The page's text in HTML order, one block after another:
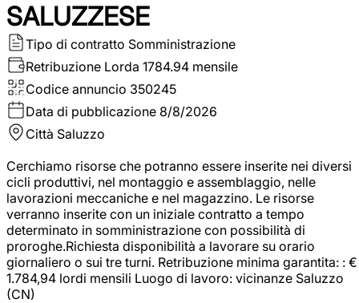
SALUZZESE
Tipo di contratto Somministrazione
Retribuzione Lorda 1784.94 mensile
Codice annuncio 350245
Data di pubblicazione 8/8/2026
Città Saluzzo
Cerchiamo risorse che potranno essere inserite nei diversi
cicli produttivi, nel montaggio e assemblaggio, nelle
lavorazioni meccaniche e nel magazzino. Le risorse
verranno inserite con un iniziale contratto a tempo
determinato in somministrazione con possibilità di
proroghe.Richiesta disponibilità a lavorare su orario
giornaliero o sui tre turni. Retribuzione minima garantita: : €
1.784,94 lordi mensili Luogo di lavoro: vicinanze Saluzzo
(CN)